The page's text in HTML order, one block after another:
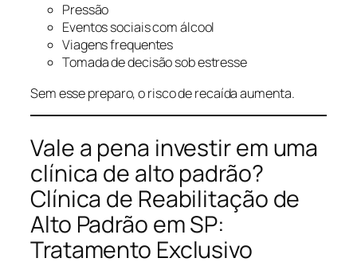
Pressão
Eventos sociais com álcool
Viagens frequentes
Tomada de decisão sob estresse
Sem esse preparo, o risco de recaída aumenta.
Vale a pena investir em uma
clínica de alto padrão?
Clínica de Reabilitação de
Alto Padrão em SP:
Tratamento Exclusivo